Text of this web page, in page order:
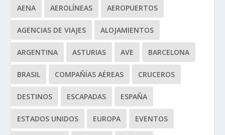
AENA AEROLÍNEAS AEROPUERTOS
AGENCIAS DE VIAJES ALOJAMIENTOS
ARGENTINA ASTURIAS AVE BARCELONA
BRASIL COMPAÑÍAS AÉREAS CRUCEROS
DESTINOS ESCAPADAS ESPAÑA
ESTADOS UNIDOS EUROPA EVENTOS